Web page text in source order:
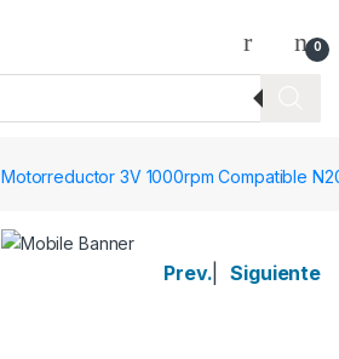
0
Motorreductor 3V 1000rpm Compatible
Prev. Siguiente